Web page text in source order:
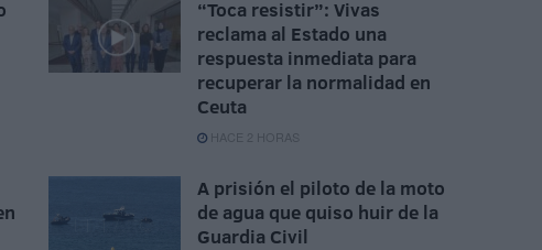
“Toca resistir”: Vivas
reclama al Estado una
respuesta inmediata para
recuperar la normalidad en
Ceuta
HACE 2 HORAS
A prisión el piloto de la moto
de agua que quiso huir de la
Guardia Civil